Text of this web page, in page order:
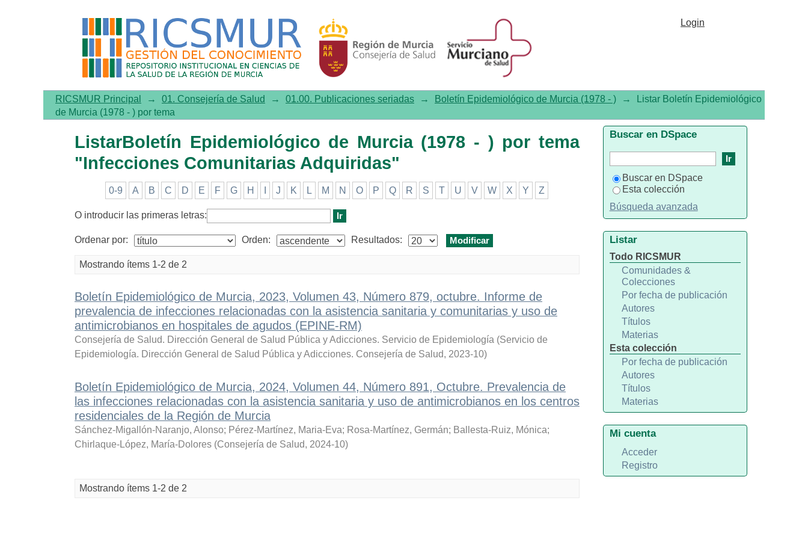
ListarBoletín Epidemiológico de Murcia (1978 - ) por tema "Infecciones Comunitarias
Adquiridas"
Login
RICSMUR Principal → 01. Consejería de Salud → 01.00. Publicaciones seriadas → Boletín Epidemiológico de Murcia (1978 - ) →
Listar Boletín Epidemiológico
de Murcia (1978 - ) por tema
ListarBoletín Epidemiológico de Murcia (1978 - ) por tema
"Infecciones Comunitarias Adquiridas"
0-9 A B C D E F G H J K L M N O P Q R S T U V W X Y Z
O introducir las primeras letras:
Ordenar por: Orden: Resultados:
Mostrando ítems 1-2 de 2
Boletín Epidemiológico de Murcia, 2023, Volumen 43, Número 879, octubre. Informe de
prevalencia de infecciones relacionadas con la asistencia sanitaria y comunitarias y uso de
antimicrobianos en hospitales de agudos (EPINE-RM)
Consejería de Salud. Dirección General de Salud Pública y Adicciones. Servicio de Epidemiología (Servicio de
Epidemiología. Dirección General de Salud Pública y Adicciones. Consejería de Salud, 2023-10)
Boletín Epidemiológico de Murcia, 2024, Volumen 44, Número 891, Octubre. Prevalencia de
las infecciones relacionadas con la asistencia sanitaria y uso de antimicrobianos en los centros
residenciales de la Región de Murcia
Sánchez-Migallón-Naranjo, Alonso; Pérez-Martínez, Maria-Eva; Rosa-Martínez, Germán; Ballesta-Ruiz, Mónica;
Chirlaque-López, María-Dolores (Consejería de Salud, 2024-10)
Mostrando ítems 1-2 de 2
Buscar en DSpace
Buscar en DSpace
Esta colección
Búsqueda avanzada
Listar
Todo RICSMUR
Comunidades &
Colecciones
Por fecha de publicación
Autores
Títulos
Materias
Esta colección
Por fecha de publicación
Autores
Títulos
Materias
Mi cuenta
Acceder
Registro